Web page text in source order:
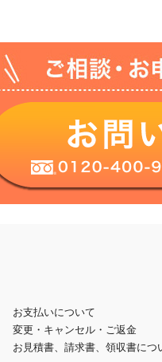
度の高い新聞折込
お支払いについて
変更・キャンセル・ご返金
お見積書、請求書、領収書につ